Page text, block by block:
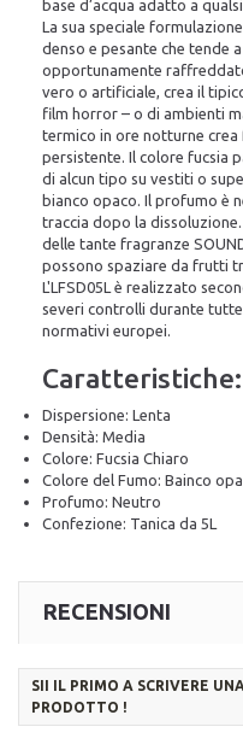
base d’acqua adatto a
La sua speciale
denso e pesante che tende
opportunamente
vero o artificiale, crea il
film horror – o di ambienti
termico in ore notturne crea
persistente. Il colore fucsia
di alcun tipo su vestiti o
bianco opaco. Il profumo è
traccia dopo la
delle tante fragranze
possono spaziare da frutti
L'LFSD05L è realizzato
severi controlli durante
normativi europei.
Caratteristiche:
Dispersione: Lenta
Densità: Media
Colore: Fucsia Chiaro
Colore del Fumo: Bainco
Profumo: Neutro
Confezione: Tanica da 5L
RECENSIONI
SII IL PRIMO A SCRIVERE
PRODOTTO !